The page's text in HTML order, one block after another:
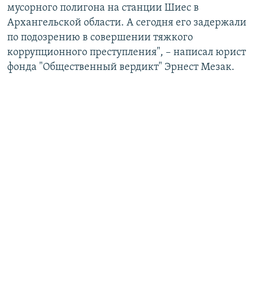
мусорного полигона на станции Шиес в
Архангельской области. А сегодня его задержали
по подозрению в совершении тяжкого
коррупционного преступления", –​ написал юрист
фонда "Общественный вердикт" Эрнест Мезак.